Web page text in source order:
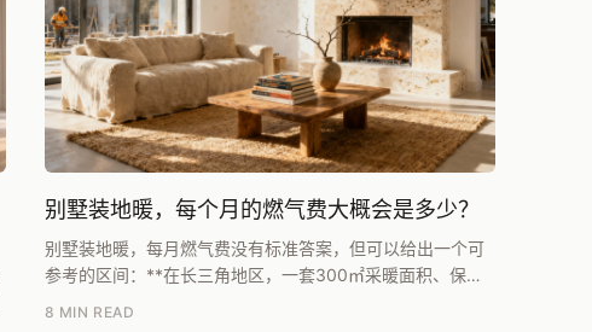
别墅装地暖，每个月的燃气费大概会是多少？
别墅装地暖，每月燃气费没有标准答案，但可以给出一个可
参考的区间：**在长三角地区，一套300㎡采暖面积、保温
8 MIN READ